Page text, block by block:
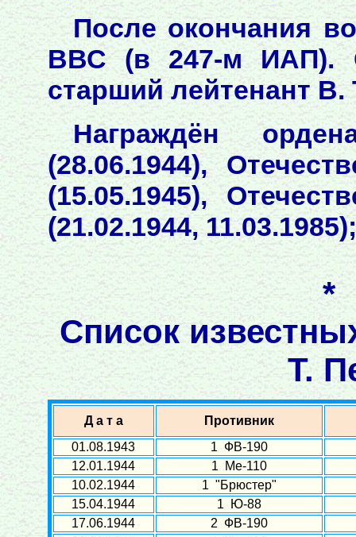
После окончания
ВВС (в 247-м ИАП).
старший лейтенант В.
Награждён
(28.06.1944),
(15.05.1945),
(21.02.1944,
Список
Т.
Д а т а
Противник
01.08.1943
1 ФВ-190
12.01.1944
1 Ме-110
10.02.1944
1 "Брюстер"
15.04.1944
1 Ю-88
17.06.1944
2 ФВ-190